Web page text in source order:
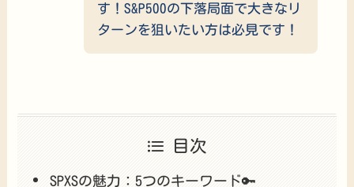
す！S&P500の下落局面で大きなリ
ターンを狙いたい方は必見です！
目次
SPXSの魅力：5つのキーワード🔑